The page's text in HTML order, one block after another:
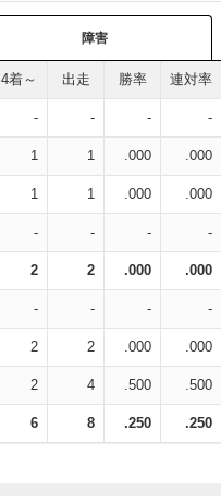
障害
4着～ 出走 勝率 連対率
- - - -
1 1 .000 .000
1 1 .000 .000
- - - -
2 2 .000 .000
- - - -
2 2 .000 .000
2 4 .500 .500
6 8 .250 .250